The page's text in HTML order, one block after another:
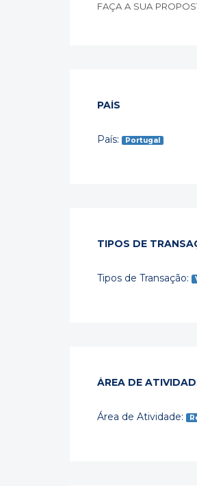
FAÇA A SUA
PAÍS
País: Portugal
TIPOS DE
Tipos de Transação:
ÁREA DE
Área de Atividade: